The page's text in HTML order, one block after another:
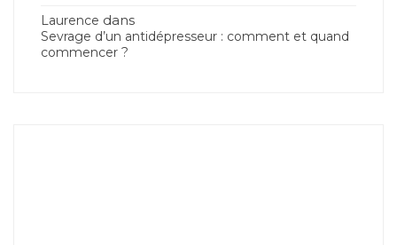
Laurence dans
Sevrage d’un antidépresseur : comment et quand
commencer ?